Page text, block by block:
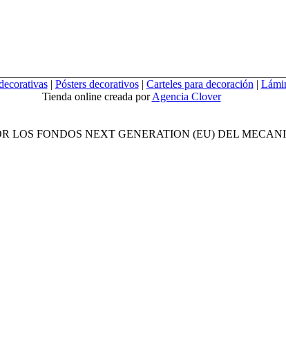
| Pósters decorativos| Carteles para decoración |
Tienda online creada porAgencia Clover
LOS FONDOS NEXT GENERATION (EU) DEL